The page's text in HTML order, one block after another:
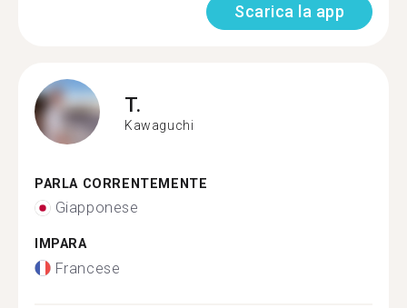
Scarica la app
T.
Kawaguchi
PARLA CORRENTEMENTE
Giapponese
IMPARA
Francese